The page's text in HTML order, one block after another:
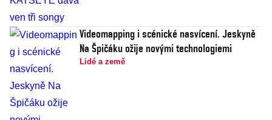
Videomapping i scénické nasvícení. Jeskyně
Na Špičáku ožije novými technologiemi
Lidé a země